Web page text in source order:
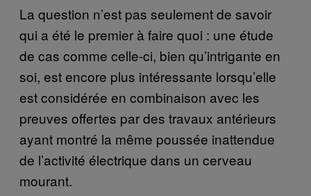
La question n’est pas seulement de savoir
qui a été le premier à faire quoi : une étude
de cas comme celle-ci, bien qu’intrigante en
soi, est encore plus intéressante lorsqu’elle
est considérée en combinaison avec les
preuves offertes par des travaux antérieurs
ayant montré la même poussée inattendue
de l’activité électrique dans un cerveau
mourant.